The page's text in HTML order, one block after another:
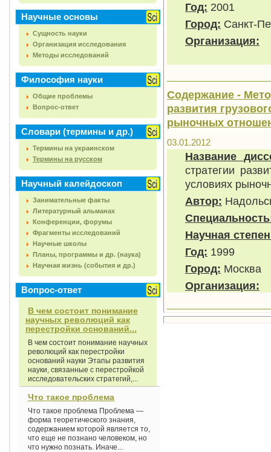
Научные основы
Сущность науки
Организация исследования
Методы исследований
Философия науки
Общие проблемы
Вопрос-ответ
Словари (термины и др.)
Термины на украинском
Термины на русском
Научный калейдоскоп
Занимательные факты
Литературный альманах
Конференции, форумы
Фрагменты исследований
Научные школы
Планы, программы и др. (наука)
Научная жизнь (события и др.)
Вопрос-ответ
В чем состоит понимание
научных революций как
перестройки оснований...
В чем состоит понимание научных
революций как перестройки
оснований науки Этапы развития
науки, связанные с перестройкой
исследовательских стратегий,...
Что такое проблема
Что такое проблема Проблема —
форма теоретического знания,
содержанием которой является то,
что еще не познано человеком, но
что нужно познать. Иначе...
Год: 2001
Город: Санкт-
Организация:
Содержание -
развития
рыночных
03.01.2012
Название
стратегии
условиях
Автор:
Научная
Год: 1999
Город: Москва
Организация: